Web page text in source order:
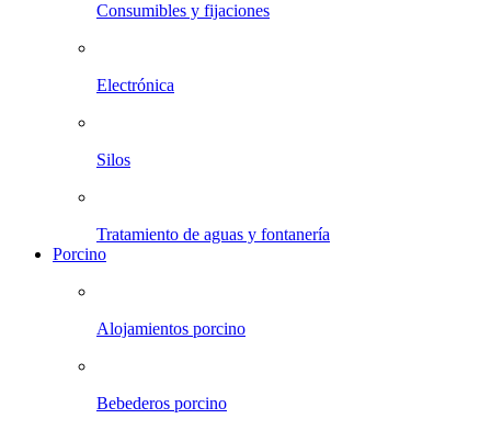
Consumibles y fijaciones
Electrónica
Silos
Tratamiento de aguas y fontanería
Porcino
Alojamientos porcino
Bebederos porcino